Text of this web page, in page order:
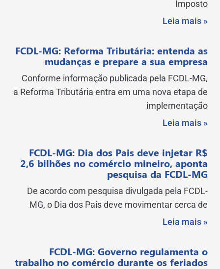
Imposto
Leia mais »
FCDL-MG: Reforma Tributária: entenda as
mudanças e prepare a sua empresa
Conforme informação publicada pela FCDL-MG,
a Reforma Tributária entra em uma nova etapa de
implementação
Leia mais »
FCDL-MG: Dia dos Pais deve injetar R$
2,6 bilhões no comércio mineiro, aponta
pesquisa da FCDL-MG
De acordo com pesquisa divulgada pela FCDL-
MG, o Dia dos Pais deve movimentar cerca de
Leia mais »
FCDL-MG: Governo regulamenta o
trabalho no comércio durante os feriados